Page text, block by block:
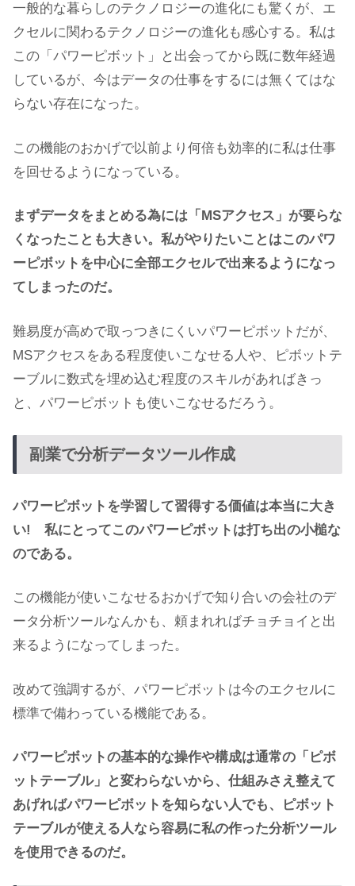
一般的な暮らしのテクノロジーの進化にも驚くが、エ
クセルに関わるテクノロジーの進化も感心する。私は
この「パワーピボット」と出会ってから既に数年経過
しているが、今はデータの仕事をするには無くてはな
らない存在になった。
この機能のおかげで以前より何倍も効率的に私は仕事
を回せるようになっている。
まずデータをまとめる為には「MSアクセス」が要らな
くなったことも大きい。私がやりたいことはこのパワ
ーピボットを中心に全部エクセルで出来るようになっ
てしまったのだ。
難易度が高めで取っつきにくいパワーピボットだが、
MSアクセスをある程度使いこなせる人や、ピボットテ
ーブルに数式を埋め込む程度のスキルがあればきっ
と、パワーピボットも使いこなせるだろう。
副業で分析データツール作成
パワーピボットを学習して習得する価値は本当に大き
い! 私にとってこのパワーピボットは打ち出の小槌な
のである。
この機能が使いこなせるおかげで知り合いの会社のデ
ータ分析ツールなんかも、頼まれればチョチョイと出
来るようになってしまった。
改めて強調するが、パワーピボットは今のエクセルに
標準で備わっている機能である。
パワーピボットの基本的な操作や構成は通常の「ピボ
ットテーブル」と変わらないから、仕組みさえ整えて
あげればパワーピボットを知らない人でも、ピボット
テーブルが使える人なら容易に私の作った分析ツール
を使用できるのだ。